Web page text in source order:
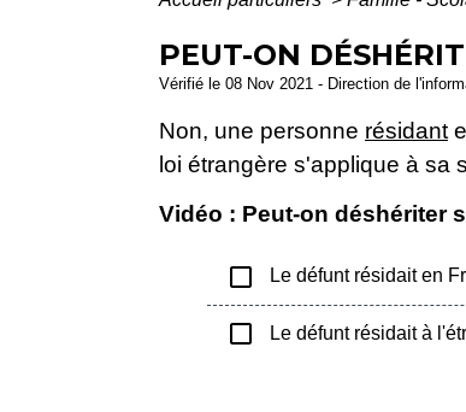
PEUT-ON
Vérifié le 08 Nov 2021 - Direction de
Non, une personne résidant
loi étrangère s'applique à sa
Vidéo : Peut-on déshériter
check_box_outline_blank Le défunt résidait en
check_box_outline_blank Le défunt résidait à